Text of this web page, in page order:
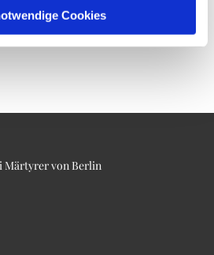
Cookies
Märtyrer von Berlin